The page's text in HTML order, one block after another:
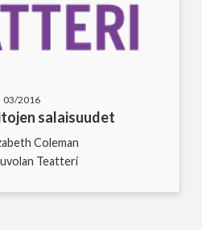
03/2016
salaisuudet
Coleman
Teatteri